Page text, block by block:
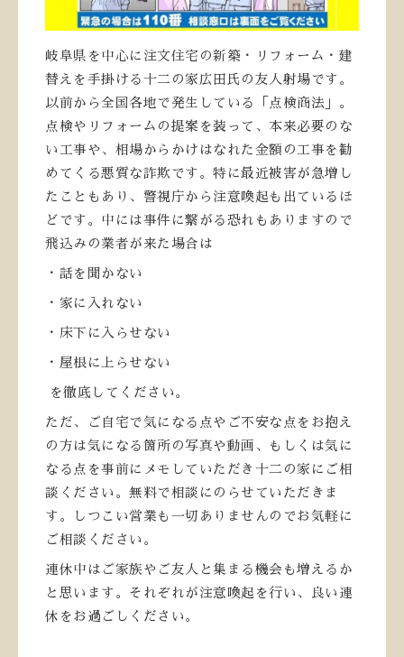
岐阜県を中心に注文住宅の新築・リフォーム・建
替えを手掛ける十二の家広田氏の友人射場です。
以前から全国各地で発生している「点検商法」。
点検やリフォームの提案を装って、本来必要のな
い工事や、 相場からかけはなれた金額の工事を勧
めてくる悪質な詐欺です。特に最近被害が急増し
たこともあり、警視庁から注意喚起も出ているほ
どです。 中には事件に繋がる恐れもありますので
飛込みの業者が来た場合は
・話を聞かない
・家に入れない
・床下に入らせない
・屋根に上らせない
を徹底してください。
ただ、ご自宅で気になる点やご不安な点をお抱え
の方は気になる箇所の写真や動画、もしくは気に
なる点を事前にメモしていただき十二の家にご相
談ください。 無料で相談にのらせていただきま
す。しつこい営業も一切ありませんのでお気軽に
ご相談ください。
連休中はご家族やご友人と集まる機会も増えるか
と思います。それぞれが注意喚起を行い、良い連
休をお過ごしください。